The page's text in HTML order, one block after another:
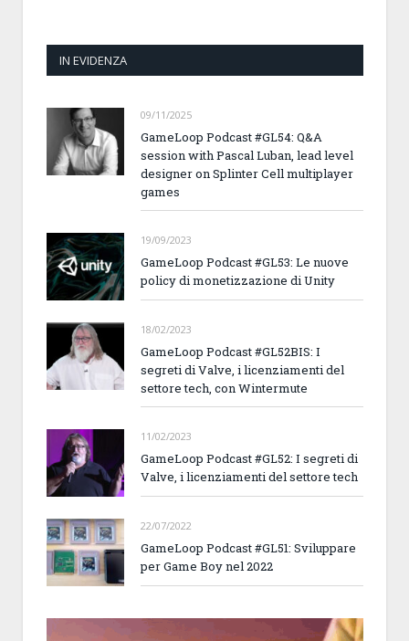
IN EVIDENZA
09/11/2025
GameLoop Podcast #GL54: Q&A
session with Pascal Luban, lead level
designer on Splinter Cell multiplayer
games
19/09/2023
GameLoop Podcast #GL53: Le nuove
policy di monetizzazione di Unity
18/02/2023
GameLoop Podcast #GL52BIS: I
segreti di Valve, i licenziamenti del
settore tech, con Wintermute
11/02/2023
GameLoop Podcast #GL52: I segreti di
Valve, i licenziamenti del settore tech
22/07/2022
GameLoop Podcast #GL51: Sviluppare
per Game Boy nel 2022